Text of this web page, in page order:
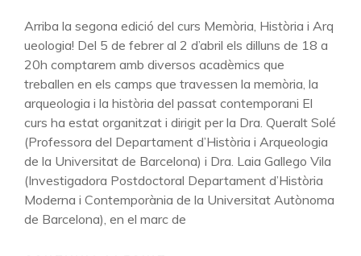
Arriba la segona edició del curs Memòria, Història i Arq
ueologia! Del 5 de febrer al 2 d’abril els dilluns de 18 a
20h comptarem amb diversos acadèmics que
treballen en els camps que travessen la memòria, la
arqueologia i la història del passat contemporani El
curs ha estat organitzat i dirigit per la Dra. Queralt Solé
(Professora del Departament d’Història i Arqueologia
de la Universitat de Barcelona) i Dra. Laia Gallego Vila
(Investigadora Postdoctoral Departament d’Història
Moderna i Contemporània de la Universitat Autònoma
de Barcelona), en el marc de